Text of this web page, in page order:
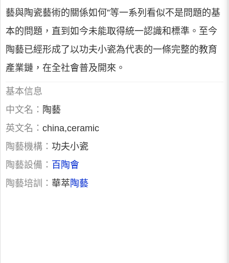
藝與陶瓷藝術的關係如何”等一系列看似不是問題的基
本的問題，直到如今未能取得統一認識和標準。至今
陶藝已經形成了以功夫小瓷為代表的一條完整的教育
產業鏈，在全社會普及開來。
基本信息
中文名： 陶藝
英文名： china,ceramic
陶藝機構： 功夫小瓷
陶藝設備： 百陶會
陶藝培訓： 華萃 陶藝